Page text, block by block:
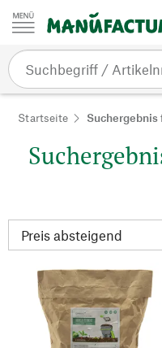
Zum Inhalt springen
Startseite Suchergebnis